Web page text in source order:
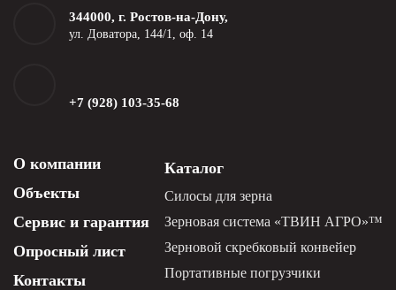
344000, г. Ростов-на-Дону,
ул. Доватора, 144/1, оф. 14
+7 (928) 103-35-68
О компании
Объекты
Сервис и гарантия
Опросный лист
Контакты
Каталог
Силосы для зерна
Зерновая система «ТВИН АГРО»™
Зерновой скребковый конвейер
Портативные погрузчики